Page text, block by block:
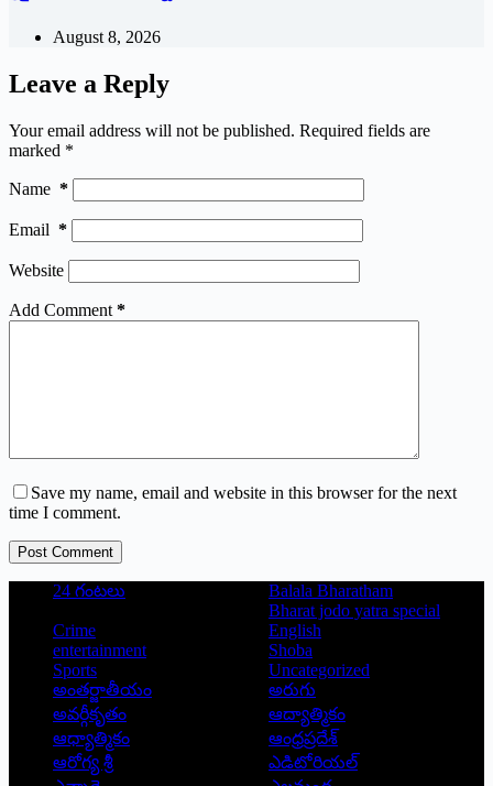
August 8, 2026
Leave a Reply
Your email address will not be published. Required fields are
marked *
Name *
Email *
Website
Add Comment *
Save my name, email and website in this browser for the next
time I comment.
Post Comment
24 గంటలు
Balala Bharatham
Bharat jodo yatra special
Crime
English
entertainment
Shoba
Sports
Uncategorized
అంతర్జాతీయం
అరుగు
అవర్గీకృతం
ఆద్యాత్మికం
ఆధ్యాత్మికం
ఆంధ్రప్రదేశ్
ఆరోగ్య శ్రీ
ఎడిటోరియల్